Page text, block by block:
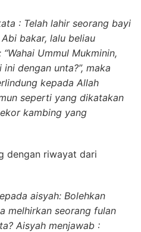
: Telah lahir seorang bayi
bakar, lalu beliau
Ummul Mukminin,
dengan unta?”, maka
kepada Allah
seperti yang dikatakan
kambing yang
dengan riwayat dari
aisyah: Bolehkan
melhirkan seorang fulan
Aisyah menjawab :